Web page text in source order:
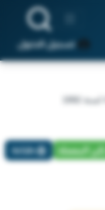
تسجيل الدخول
إلي المفضلة طباعة